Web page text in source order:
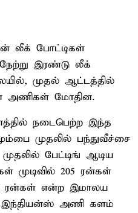
லீக் போட்டிகள்
இரண்டு லீக்
முதல் ஆட்டத்தில்
அணிகள் மோதின.
நடைபெற்ற இந்த
முதலில் பந்துவீச்சை
பேட்டிங் ஆடிய
முடிவில் 205 ரன்கள்
ரன்கள் என்ற இமாலய
அணி களம்